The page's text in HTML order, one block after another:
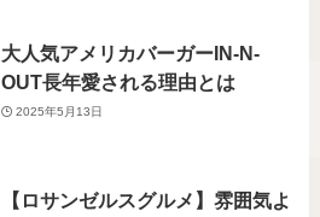
大人気アメリカバーガーIN-N-
OUT長年愛される理由とは
2025年5月13日
【ロサンゼルスグルメ】雰囲気よ